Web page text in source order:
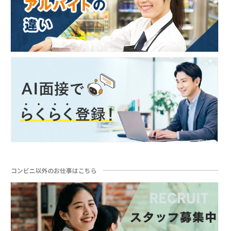
コンビニ以外のお仕事はこちら